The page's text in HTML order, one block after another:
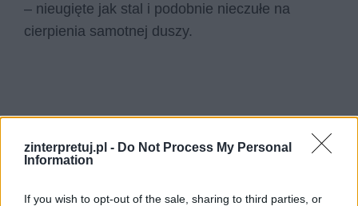
zinterpretuj.pl - Do Not Process My Personal
Information
If you wish to opt-out of the sale, sharing to third parties, or
– nieugięte jak stal i podobnie nieczułe na
cierpienia samotnej duszy.